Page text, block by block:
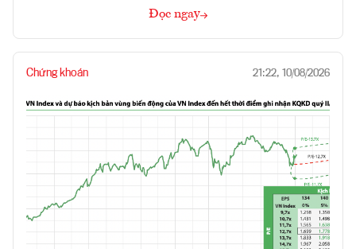
Đọc ngay
Chứng khoán 21:22, 10/08/2026